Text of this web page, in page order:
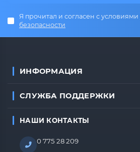
Я прочитал и согласен с условиями
безопасности
ИНФОРМАЦИЯ
СЛУЖБА ПОДДЕРЖКИ
НАШИ КОНТАКТЫ
0 775 28 209